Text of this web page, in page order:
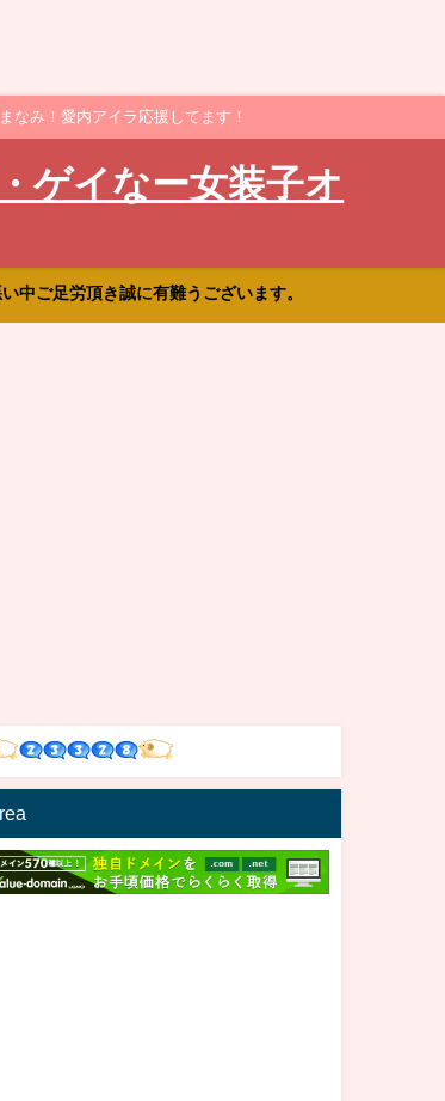
なみ！愛内アイラ応援してます！
ゲイなー女装子オ
中ご足労頂き誠に有難うございます。